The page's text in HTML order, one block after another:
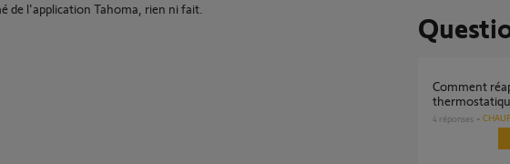
de l'application Tahoma, rien ni fait.
Comment réappairer une vanne
4 réponses